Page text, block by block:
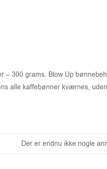
– 300 grams. Blow Up
alle kaffebønner kværnes,
Der er endnu ikke nogle